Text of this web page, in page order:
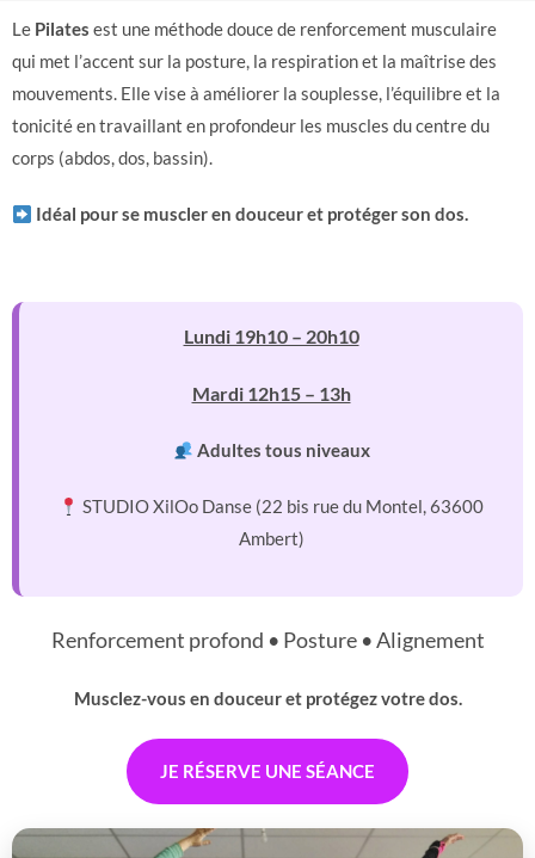
Le Pilates est une méthode douce de renforcement musculaire
qui met l’accent sur la posture, la respiration et la maîtrise des
mouvements. Elle vise à améliorer la souplesse, l’équilibre et la
tonicité en travaillant en profondeur les muscles du centre du
corps (abdos, dos, bassin).
Idéal pour se muscler en douceur et protéger son dos.
Lundi 19h10 – 20h10
Mardi 12h15 – 13h
Adultes tous niveaux
STUDIO XilOo Danse (22 bis rue du Montel, 63600
Ambert)
Renforcement profond • Posture • Alignement
Musclez-vous en douceur et protégez votre dos.
JE RÉSERVE UNE SÉANCE